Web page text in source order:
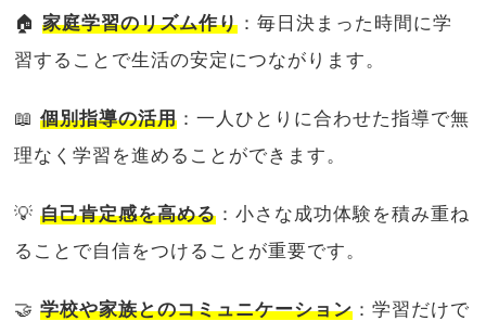
🏠家庭学習のリズム作り ：毎日決まった時間に学
習することで生活の安定につながります。
📖個別指導の活用 ：一人ひとりに合わせた指導で無
理なく学習を進めることができます。
💡自己肯定感を高める ：小さな成功体験を積み重ね
ることで自信をつけることが重要です。
🤝学校や家族とのコミュニケーション ：学習だけで